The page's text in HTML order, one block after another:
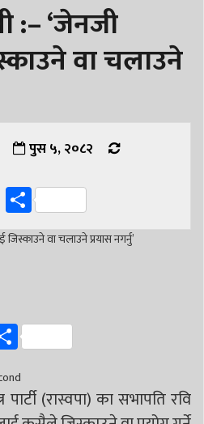
:– ‘जेनजी
वा चलाउने
पुस ५, २०८२
WhatsApp
Share
Share
पार्टी (रास्वपा) का सभापति रवि